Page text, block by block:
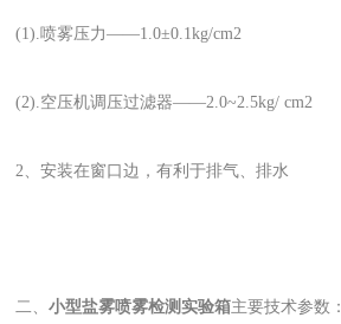
(1).喷雾压力——1.0±0.1kg/cm2
(2).空压机调压过滤器——2.0~2.5kg/ cm2
2、安装在窗口边，有利于排气、排水
二、小型盐雾喷雾检测实验箱主要技术参数：